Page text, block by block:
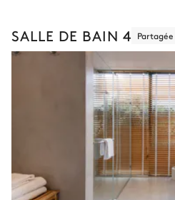
SALLE DE BAIN 4 Partagée